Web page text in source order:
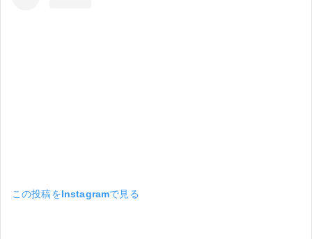
この投稿をInstagramで見る